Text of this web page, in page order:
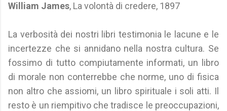
William James, La volontà di credere, 1897
La verbosità dei nostri libri testimonia le lacune e le
incertezze che si annidano nella nostra cultura. Se
fossimo di tutto compiutamente informati, un libro
di morale non conterrebbe che norme, uno di fisica
non altro che assiomi, un libro spirituale i soli atti. Il
resto è un riempitivo che tradisce le preoccupazioni,